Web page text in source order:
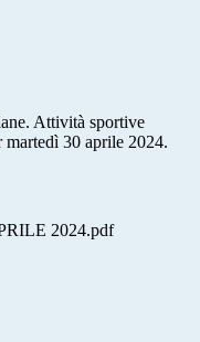
Attività sportive
martedì 30 aprile 2024.
2024.pdf